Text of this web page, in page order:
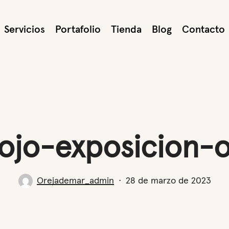
Servicios Portafolio Tienda Blog Contacto
exposicion-
Orejademar_admin 28 de marzo de 2023